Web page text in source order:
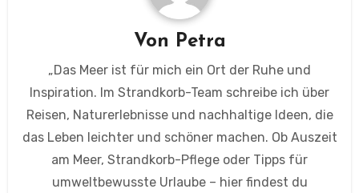
Von Petra
„Das Meer ist für mich ein Ort der Ruhe und
Inspiration. Im Strandkorb-Team schreibe ich über
Reisen, Naturerlebnisse und nachhaltige Ideen, die
das Leben leichter und schöner machen. Ob Auszeit
am Meer, Strandkorb-Pflege oder Tipps für
umweltbewusste Urlaube – hier findest du